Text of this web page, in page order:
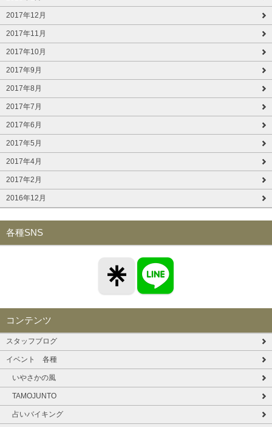
2017年12月
2017年11月
2017年10月
2017年9月
2017年8月
2017年7月
2017年6月
2017年5月
2017年4月
2017年2月
2016年12月
各種SNS
コンテンツ
スタッフブログ
イベント 各種
いやさかの風
TAMOJUNTO
占いバイキング